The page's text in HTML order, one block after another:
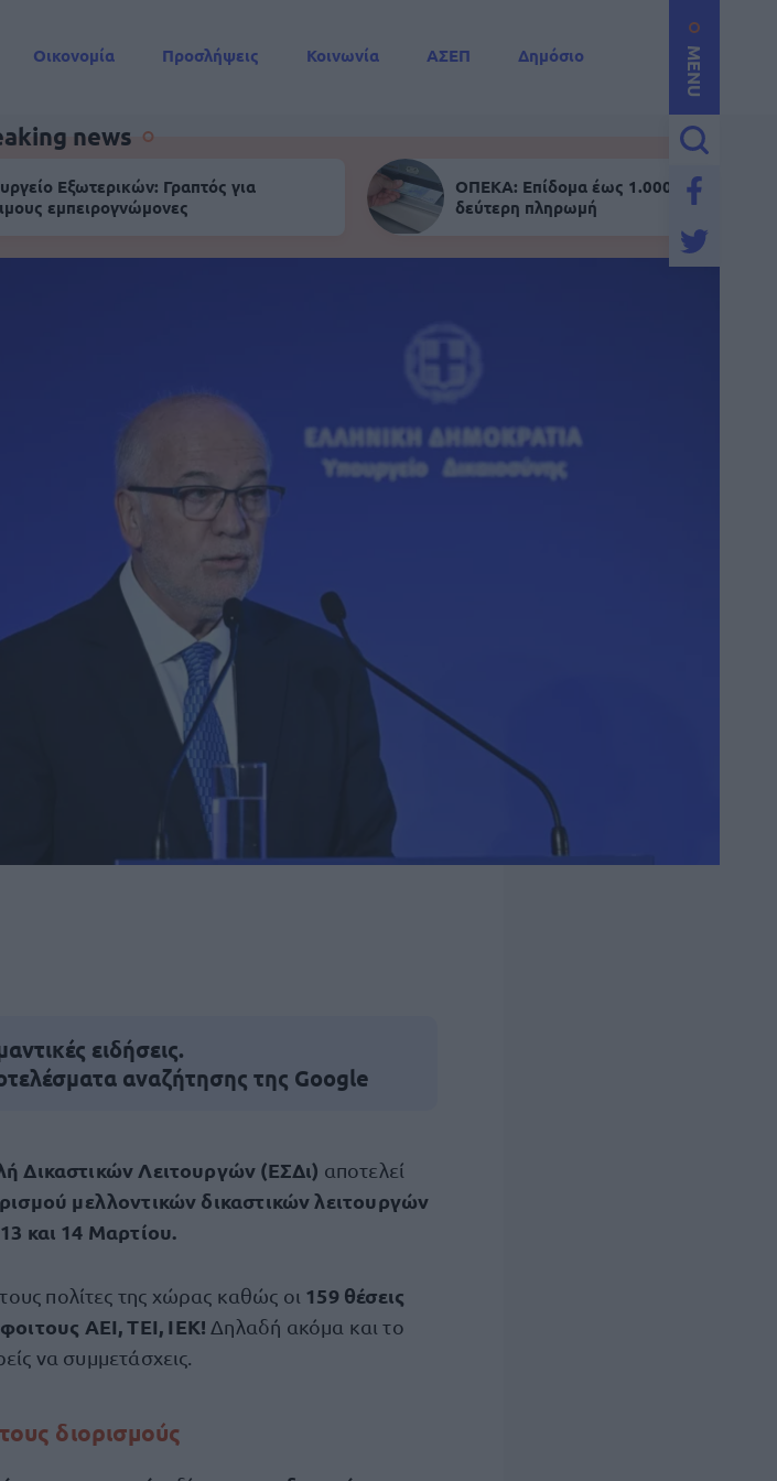
MENU
Οικονομία Προσλήψεις Κοινωνία ΑΣΕΠ
Δημόσιο
news
Εξωτερικών: Γραπτός για
εμπειρογνώμονες
ΟΠΕΚΑ: Επίδομα έως 1.000 ευρώ -
δεύτερη πληρωμή
ειδήσεις.
αναζήτησης της Google
Δικαστικών Λειτουργών (ΕΣΔι) αποτελεί
μελλοντικών δικαστικών λειτουργών
και 14 Μαρτίου.
πολίτες της χώρας καθώς οι 159 θέσεις
ΑΕΙ, ΤΕΙ, ΙΕΚ! Δηλαδή ακόμα και το
να συμμετάσχεις.
διορισμούς